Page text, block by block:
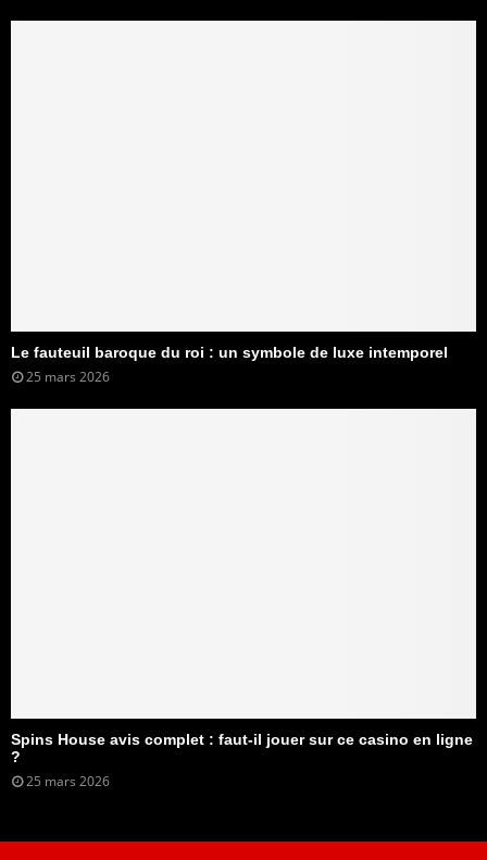
Le fauteuil baroque du roi : un symbole de luxe intemporel
25 mars 2026
Spins House avis complet : faut-il jouer sur ce casino en ligne
?
25 mars 2026